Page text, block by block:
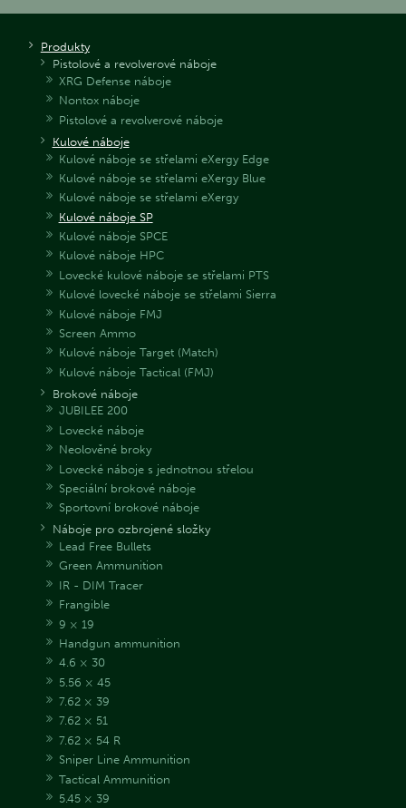
Produkty
Pistolové a revolverové náboje
XRG Defense náboje
Nontox náboje
Pistolové a revolverové náboje
Kulové náboje
Kulové náboje se střelami eXergy Edge
Kulové náboje se střelami eXergy Blue
Kulové náboje se střelami eXergy
Kulové náboje SP
Kulové náboje SPCE
Kulové náboje HPC
Lovecké kulové náboje se střelami PTS
Kulové lovecké náboje se střelami Sierra
Kulové náboje FMJ
Screen Ammo
Kulové náboje Target (Match)
Kulové náboje Tactical (FMJ)
Brokové náboje
JUBILEE 200
Lovecké náboje
Neolověné broky
Lovecké náboje s jednotnou střelou
Speciální brokové náboje
Sportovní brokové náboje
Náboje pro ozbrojené složky
Lead Free Bullets
Green Ammunition
IR - DIM Tracer
Frangible
9 × 19
Handgun ammunition
4.6 × 30
5.56 × 45
7.62 × 39
7.62 × 51
7.62 × 54 R
Sniper Line Ammunition
Tactical Ammunition
5.45 × 39